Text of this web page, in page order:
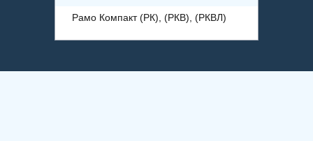
Рамо Компакт (РК), (РКВ), (РКВЛ)